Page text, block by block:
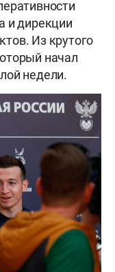
и дирекции
Из крутого
начал
недели.